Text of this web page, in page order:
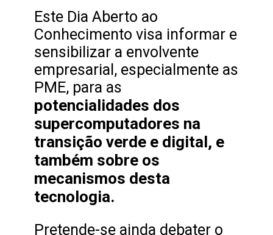
Este Dia Aberto ao
Conhecimento visa informar e
sensibilizar a envolvente
empresarial, especialmente as
PME, para as
potencialidades dos
supercomputadores na
transição verde e digital, e
também sobre os
mecanismos desta
tecnologia.
Pretende-se ainda debater o